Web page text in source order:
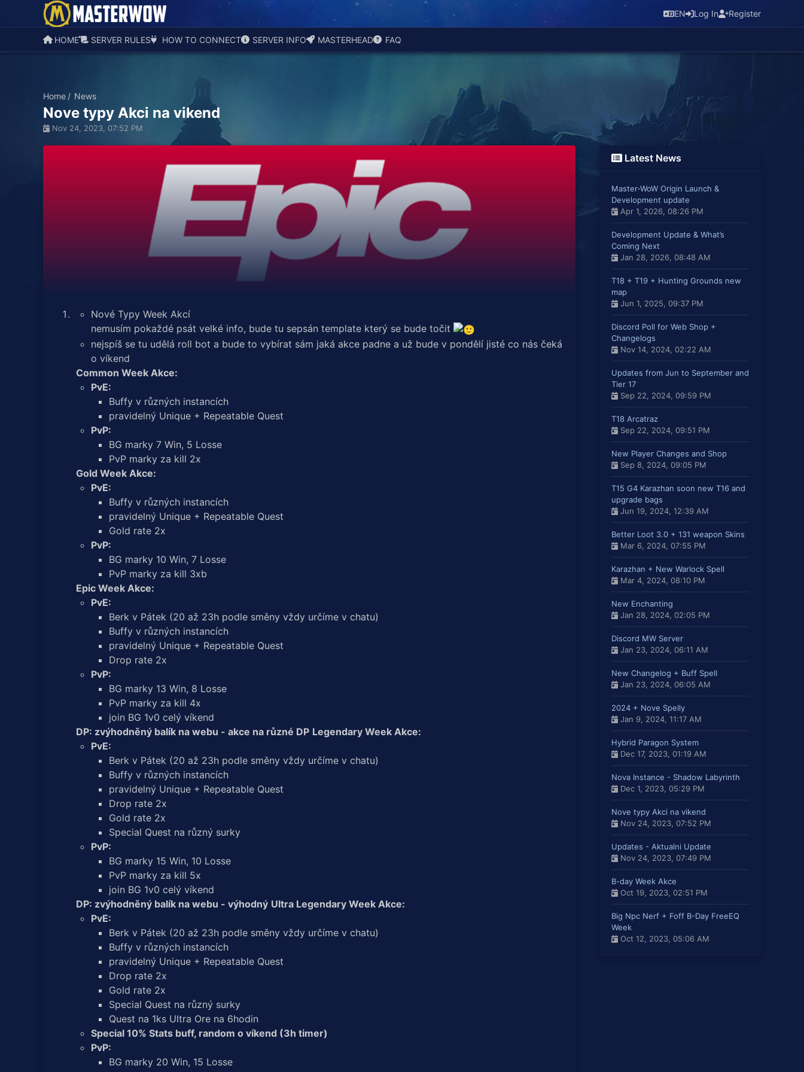
EN Log In Register
HOME SERVER RULES HOW TO CONNECT SERVER INFO MASTERHEAD FAQ
Home News
Nove typy Akci na vikend
Nov 24, 2023, 07:52 PM
Nové Typy Week Akcí
nemusím pokaždé psát velké info, bude tu sepsán template který se bude točit
nejspíš se tu udělá roll bot a bude to vybírat sám jaká akce padne a už bude v pondělí jisté co nás čeká
o víkend
Common Week Akce:
PvE:
Buffy v různých instancích
pravidelný Unique + Repeatable Quest
PvP:
BG marky 7 Win, 5 Losse
PvP marky za kill 2x
Gold Week Akce:
PvE:
Buffy v různých instancích
pravidelný Unique + Repeatable Quest
Gold rate 2x
PvP:
BG marky 10 Win, 7 Losse
PvP marky za kill 3xb
Epic Week Akce:
PvE:
Berk v Pátek (20 až 23h podle směny vždy určíme v chatu)
Buffy v různých instancích
pravidelný Unique + Repeatable Quest
Drop rate 2x
PvP:
BG marky 13 Win, 8 Losse
PvP marky za kill 4x
join BG 1v0 celý víkend
DP: zvýhodněný balík na webu - akce na různé DP Legendary Week Akce:
PvE:
Berk v Pátek (20 až 23h podle směny vždy určíme v chatu)
Buffy v různých instancích
pravidelný Unique + Repeatable Quest
Drop rate 2x
Gold rate 2x
Special Quest na různý surky
PvP:
BG marky 15 Win, 10 Losse
PvP marky za kill 5x
join BG 1v0 celý víkend
DP: zvýhodněný balík na webu - výhodný Ultra Legendary Week Akce:
PvE:
Berk v Pátek (20 až 23h podle směny vždy určíme v chatu)
Buffy v různých instancích
pravidelný Unique + Repeatable Quest
Drop rate 2x
Gold rate 2x
Special Quest na různý surky
Quest na 1ks Ultra Ore na 6hodin
Special 10% Stats buff, random o víkend (3h timer)
PvP:
BG marky 20 Win, 15 Losse
Latest News
Master-WoW Origin Launch &
Development update
Apr 1, 2026, 08:26 PM
Development Update & What’s
Coming Next
Jan 28, 2026, 08:48 AM
T18 + T19 + Hunting Grounds new
map
Jun 1, 2025, 09:37 PM
Discord Poll for Web Shop +
Changelogs
Nov 14, 2024, 02:22 AM
Updates from Jun to September and
Tier 17
Sep 22, 2024, 09:59 PM
T18 Arcatraz
Sep 22, 2024, 09:51 PM
New Player Changes and Shop
Sep 8, 2024, 09:05 PM
T15 G4 Karazhan soon new T16 and
upgrade bags
Jun 19, 2024, 12:39 AM
Better Loot 3.0 + 131 weapon Skins
Mar 6, 2024, 07:55 PM
Karazhan + New Warlock Spell
Mar 4, 2024, 08:10 PM
New Enchanting
Jan 28, 2024, 02:05 PM
Discord MW Server
Jan 23, 2024, 06:11 AM
New Changelog + Buff Spell
Jan 23, 2024, 06:05 AM
2024 + Nove Spelly
Jan 9, 2024, 11:17 AM
Hybrid Paragon System
Dec 17, 2023, 01:19 AM
Nova Instance - Shadow Labyrinth
Dec 1, 2023, 05:29 PM
Nove typy Akci na vikend
Nov 24, 2023, 07:52 PM
Updates - Aktualni Update
Nov 24, 2023, 07:49 PM
B-day Week Akce
Oct 19, 2023, 02:51 PM
Big Npc Nerf + Foff B-Day FreeEQ
Week
Oct 12, 2023, 05:06 AM